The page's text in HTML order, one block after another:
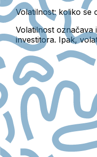
Volatilnost: koliko se
Volatilnost označava
investitora. Ipak,